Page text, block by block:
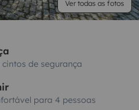
Ver todas as fotos
de segurança
para 4 pessoas